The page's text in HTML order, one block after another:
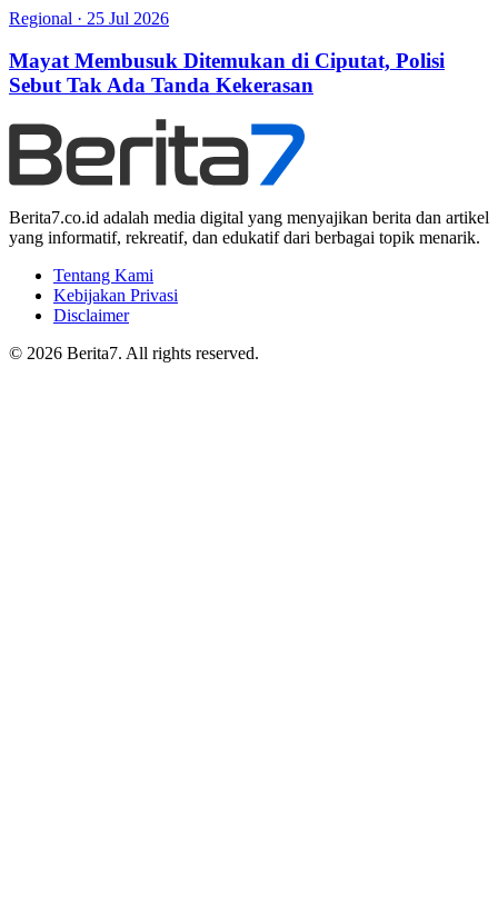
Regional · 25 Jul 2026
Mayat Membusuk Ditemukan di Ciputat, Polisi
Sebut Tak Ada Tanda Kekerasan
Berita7.co.id adalah media digital yang menyajikan berita dan artikel
yang informatif, rekreatif, dan edukatif dari berbagai topik menarik.
Tentang Kami
Kebijakan Privasi
Disclaimer
© 2026 Berita7. All rights reserved.